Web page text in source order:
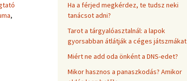
,
Ha a férjed megkérdez, te tudsz neki
tanácsot adni?
Tarot a tárgyalóasztalnál: a lapok
gyorsabban átlátják a céges játszmákat
Miért ne add oda önként a DNS-edet?
Mikor hasznos a panaszkodás? Amikor